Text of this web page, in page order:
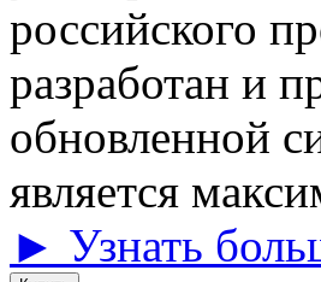
российского
разработан и
обновленной
является
► Узнать